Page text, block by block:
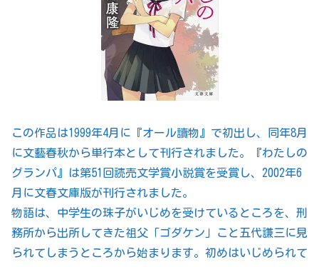
この作品は1999年4月に『オール讀物』で初出し、同年8月
に文藝春秋から単行本として刊行されました。『わたしの
グランパ』は第51回読売文学賞小説賞を受賞し、2002年6
月に文春文庫版が刊行されました。
物語は、中学生の珠子がいじめを受けているところを、刑
務所から出所してきた祖父「ゴダケン」こと五代謙三に見
られてしまうところから始まります。初めはいじめられて